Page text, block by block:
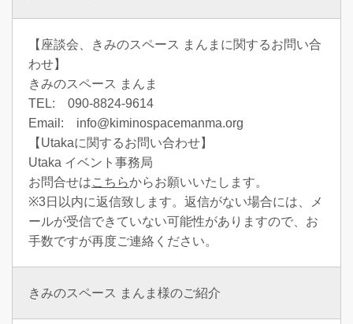
【座談会、きみのスペース まんまに関するお問い合
わせ】
きみのスペース まんま
TEL: 090-8824-9614
Email: info@kiminospacemanma.org
【Utakaに関するお問い合わせ】
Utaka イベント事務局
お問合せはこちらからお願いいたします。
※3日以内に返信致します。返信がない場合には、メ
ールが受信できていない可能性がありますので、お
手数ですが再度ご連絡ください。
きみのスペース まんま様のご紹介